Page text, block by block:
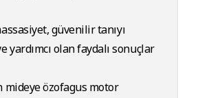
güvenilir tanıyı
yardımcı olan faydalı sonuçlar
mideye özofagus motor